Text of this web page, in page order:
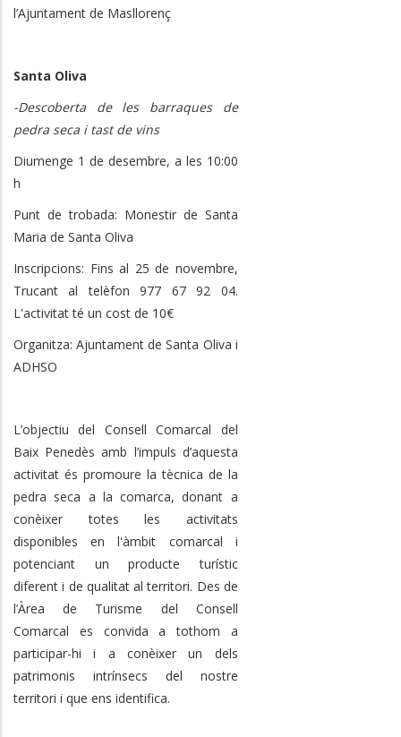
l’Ajuntament de Masllorenç
Santa Oliva
-Descoberta de les barraques de
pedra seca i tast de vins
Diumenge 1 de desembre, a les 10:00
h
Punt de trobada: Monestir de Santa
Maria de Santa Oliva
Inscripcions: Fins al 25 de novembre,
Trucant al telèfon 977 67 92 04.
L'activitat té un cost de 10€
Organitza: Ajuntament de Santa Oliva i
ADHSO
L’objectiu del Consell Comarcal del
Baix Penedès amb l’impuls d’aquesta
activitat és promoure la tècnica de la
pedra seca a la comarca, donant a
conèixer totes les activitats
disponibles en l'àmbit comarcal i
potenciant un producte turístic
diferent i de qualitat al territori. Des de
l’Àrea de Turisme del Consell
Comarcal es convida a tothom a
participar-hi i a conèixer un dels
patrimonis intrínsecs del nostre
territori i que ens identifica.